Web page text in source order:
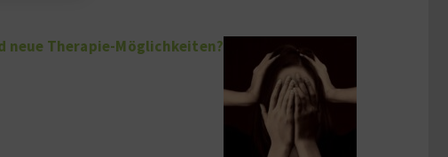
neue Therapie-Möglichkeiten?